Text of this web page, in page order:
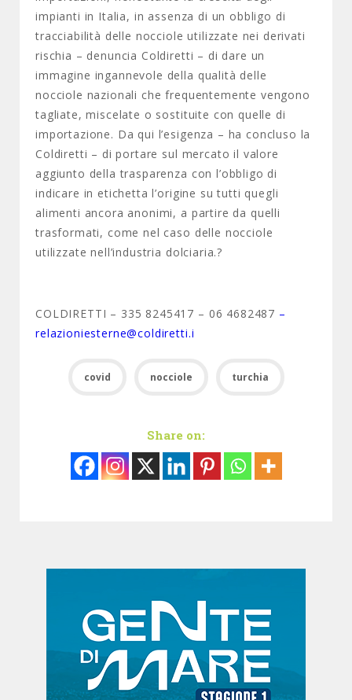
impianti in Italia, in assenza di un obbligo di
tracciabilità delle nocciole utilizzate nei derivati
rischia – denuncia Coldiretti – di dare un
immagine ingannevole della qualità delle
nocciole nazionali che frequentemente vengono
tagliate, miscelate o sostituite con quelle di
importazione. Da qui l’esigenza – ha concluso la
Coldiretti – di portare sul mercato il valore
aggiunto della trasparenza con l’obbligo di
indicare in etichetta l’origine su tutti quegli
alimenti ancora anonimi, a partire da quelli
trasformati, come nel caso delle nocciole
utilizzate nell’industria dolciaria.?
COLDIRETTI – 335 8245417 – 06 4682487 –
relazioniesterne@coldiretti.i
covid nocciole turchia
Share on: